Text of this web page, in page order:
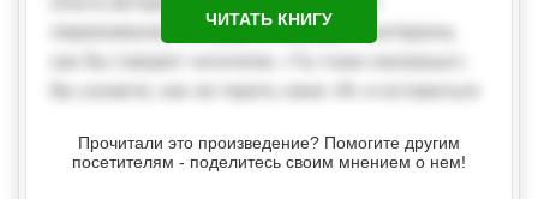
ЧИТАТЬ КНИГУ
Прочитали это произведение? Помогите другим
посетителям - поделитесь своим мнением о нем!